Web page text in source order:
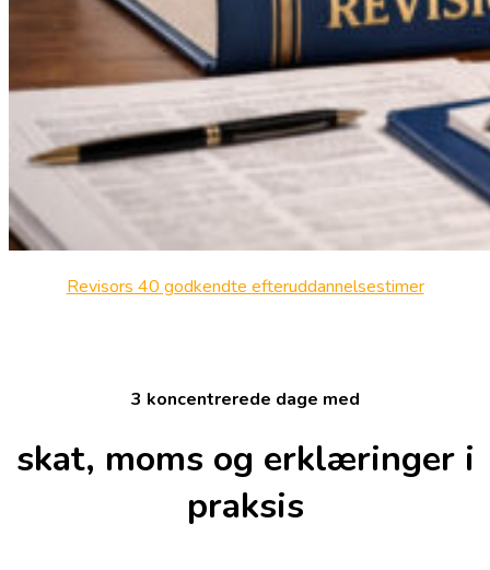
Revisors 40 godkendte efteruddannelsestimer
3 koncentrerede dage med
skat, moms og erklæringer i
praksis